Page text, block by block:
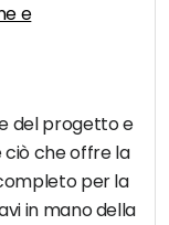
e
del progetto e
ciò che offre la
per la
in mano della